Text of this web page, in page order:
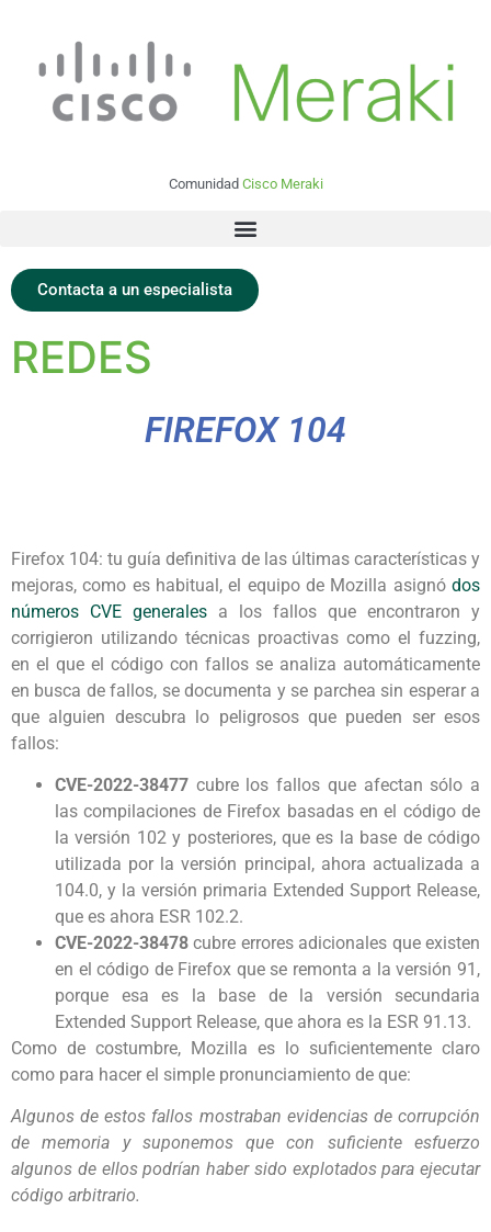
Comunidad Cisco Meraki
Contacta a un especialista
REDES
FIREFOX 104
Firefox 104: tu guía definitiva de las últimas características y
mejoras, como es habitual, el equipo de Mozilla asignó dos
números CVE generales a los fallos que encontraron y
corrigieron utilizando técnicas proactivas como el fuzzing,
en el que el código con fallos se analiza automáticamente
en busca de fallos, se documenta y se parchea sin esperar a
que alguien descubra lo peligrosos que pueden ser esos
fallos:
CVE-2022-38477 cubre los fallos que afectan sólo a
las compilaciones de Firefox basadas en el código de
la versión 102 y posteriores, que es la base de código
utilizada por la versión principal, ahora actualizada a
104.0, y la versión primaria Extended Support Release,
que es ahora ESR 102.2.
CVE-2022-38478 cubre errores adicionales que existen
en el código de Firefox que se remonta a la versión 91,
porque esa es la base de la versión secundaria
Extended Support Release, que ahora es la ESR 91.13.
Como de costumbre, Mozilla es lo suficientemente claro
como para hacer el simple pronunciamiento de que:
Algunos de estos fallos mostraban evidencias de corrupción
de memoria y suponemos que con suficiente esfuerzo
algunos de ellos podrían haber sido explotados para ejecutar
código arbitrario.